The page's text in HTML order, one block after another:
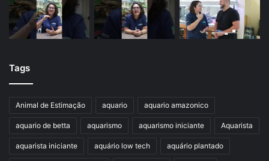
Tags
Animal de Estimação aquario aquario amazonico
aquario de betta aquarismo aquarismo iniciante Aquarista
aquarista iniciante aquário low tech aquário plantado